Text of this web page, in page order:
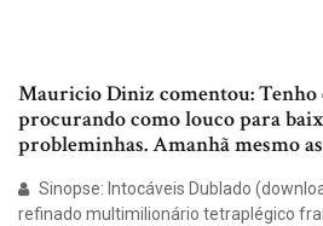
Mauricio Diniz comentou: Tenho
procurando como louco para
probleminhas. Amanhã mesmo
Sinopse: Intocáveis Dublado
refinado multimilionário tetraplégico